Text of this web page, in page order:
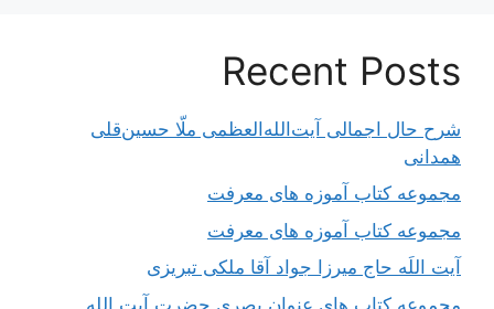
Recent Posts
شرح حال اجمالی آیت‌الله‌العظمی ملّا حسین‌قلی
همدانی
مجموعه کتاب آموزه های معرفت
مجموعه کتاب آموزه های معرفت
آیت اللَه حاج میرزا جواد آقا ملکی تبریزی
مجموعه کتاب های عنوان بصری حضرت آیت الله